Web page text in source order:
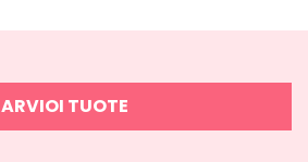
ARVIOI TUOTE